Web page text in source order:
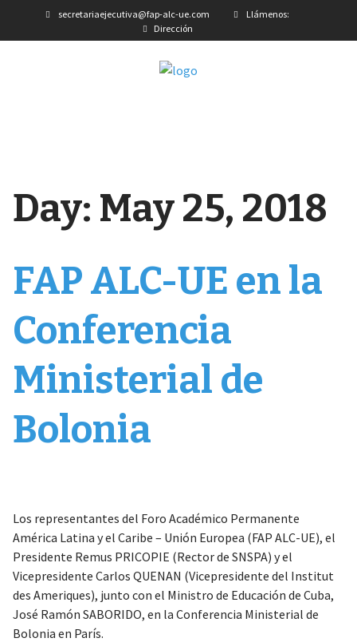
secretariaejecutiva@fap-alc-ue.com
Llámenos:
Dirección
Day: May 25, 2018
FAP ALC-UE en la
Conferencia
Ministerial de
Bolonia
Los representantes del Foro Académico Permanente
América Latina y el Caribe – Unión Europea (FAP ALC-UE), el
Presidente Remus PRICOPIE (Rector de SNSPA) y el
Vicepresidente Carlos QUENAN (Vicepresidente del Institut
des Ameriques), junto con el Ministro de Educación de Cuba,
José Ramón SABORIDO, en la Conferencia Ministerial de
Bolonia en París.